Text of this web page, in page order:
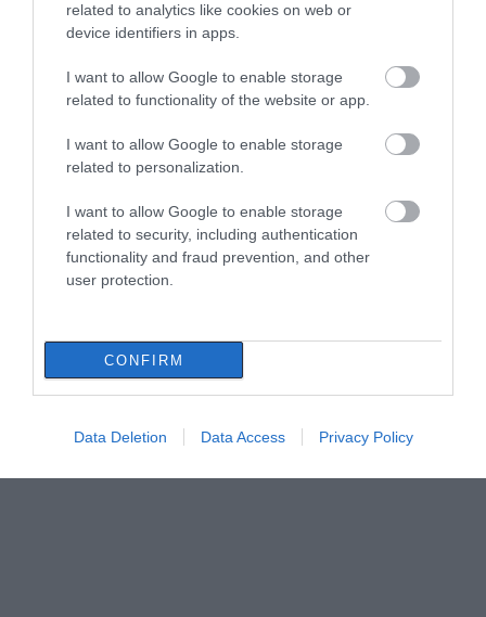
related to analytics like cookies on web or
device identifiers in apps.
I want to allow Google to enable storage
related to functionality of the website or app.
I want to allow Google to enable storage
related to personalization.
I want to allow Google to enable storage
related to security, including authentication
functionality and fraud prevention, and other
user protection.
CONFIRM
Data Deletion Data Access Privacy Policy